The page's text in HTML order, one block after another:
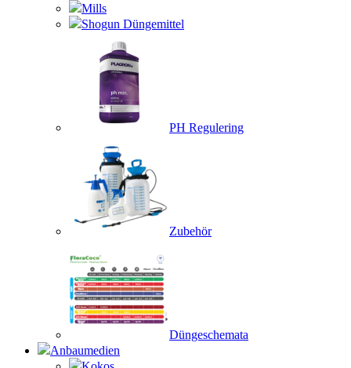
Mills
Shogun Düngemittel
PH Regulering
Zubehör
Düngeschemata
Anbaumedien